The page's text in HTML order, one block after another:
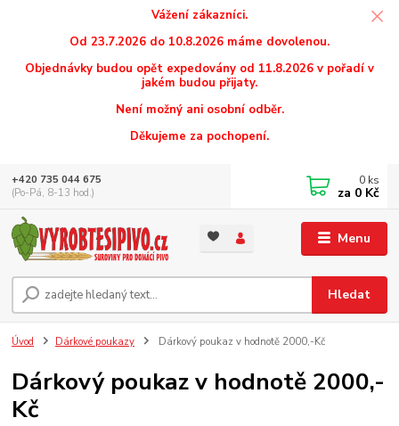
Vážení zákazníci.
Od 23.7.2026 do 10.8.2026 máme dovolenou.
Objednávky budou opět expedovány od 11.8.2026 v pořadí v
jakém budou přijaty.
Není možný ani osobní odběr.
Děkujeme za pochopení.
Menu
Hledat
+420 735 044 675
(Po-Pá, 8-13 hod.)
0 ks
za 0 Kč
Úvod Dárkové poukazy Dárkový poukaz v hodnotě 2000,-Kč
Dárkový poukaz v hodnotě 2000,-
Kč